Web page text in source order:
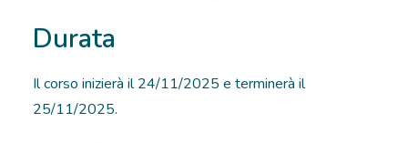
Durata
Il corso inizierà il 24/11/2025 e terminerà il
25/11/2025.